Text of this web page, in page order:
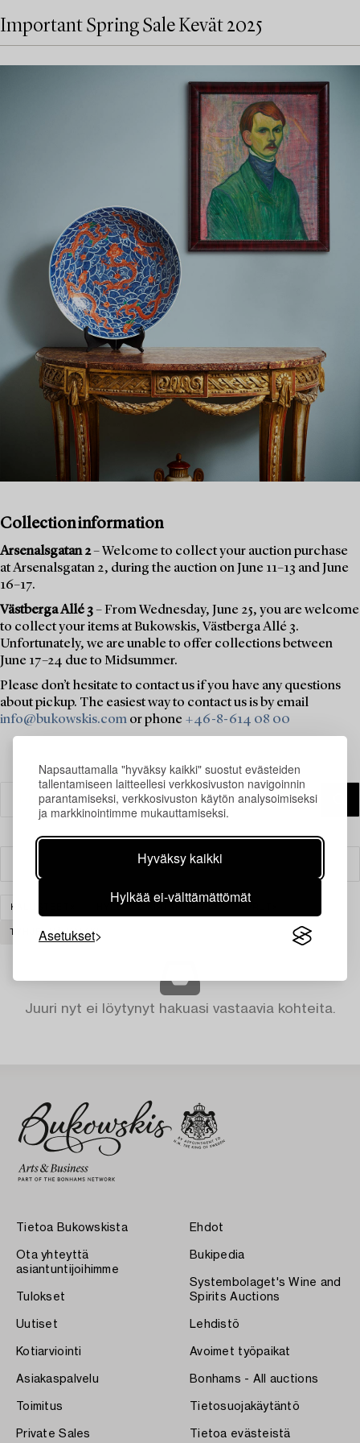
Napsauttamalla "hyväksy kaikki" suostut evästeiden
tallentamiseen laitteellesi verkkosivuston navigoinnin
parantamiseksi, verkkosivuston käytön analysoimiseksi
ja markkinointimme mukauttamiseksi.
Hyväksy kaikki
Hylkää ei-välttämättömät
Asetukset
Important Spring Sale Kevät 2025
Collection information
Arsenalsgatan 2– Welcome to collect your auction purchase
at Arsenalsgatan 2, during the auction on June 11–13 and June
16–17.
Västberga Allé 3– From Wednesday, June 25, you are welcome
to collect your items at Bukowskis, Västberga Allé 3.
Unfortunately, we are unable to offer collections between
June 17–24 due to Midsummer.
Please don’t hesitate to contact us if you have any questions
about pickup. The easiest way to contact us is by email
info@bukowskis.com or phone +46-8-614 08 00
Suodatin
KALUSTEET HYLLYT & KIRJAHYLLYT
TYHJENNÄ KAIKKI
Juuri nyt ei löytynyt hakuasi vastaavia kohteita.
Tietoa Bukowskista
Ota yhteyttä
asiantuntijoihimme
Tulokset
Uutiset
Kotiarviointi
Asiakaspalvelu
Toimitus
Private Sales
Ehdot
Bukipedia
Systembolaget's Wine and
Spirits Auctions
Lehdistö
Avoimet työpaikat
Bonhams - All auctions
Tietosuojakäytäntö
Tietoa evästeistä